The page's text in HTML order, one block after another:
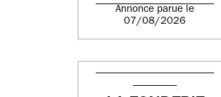
Annonce parue le
07/08/2026